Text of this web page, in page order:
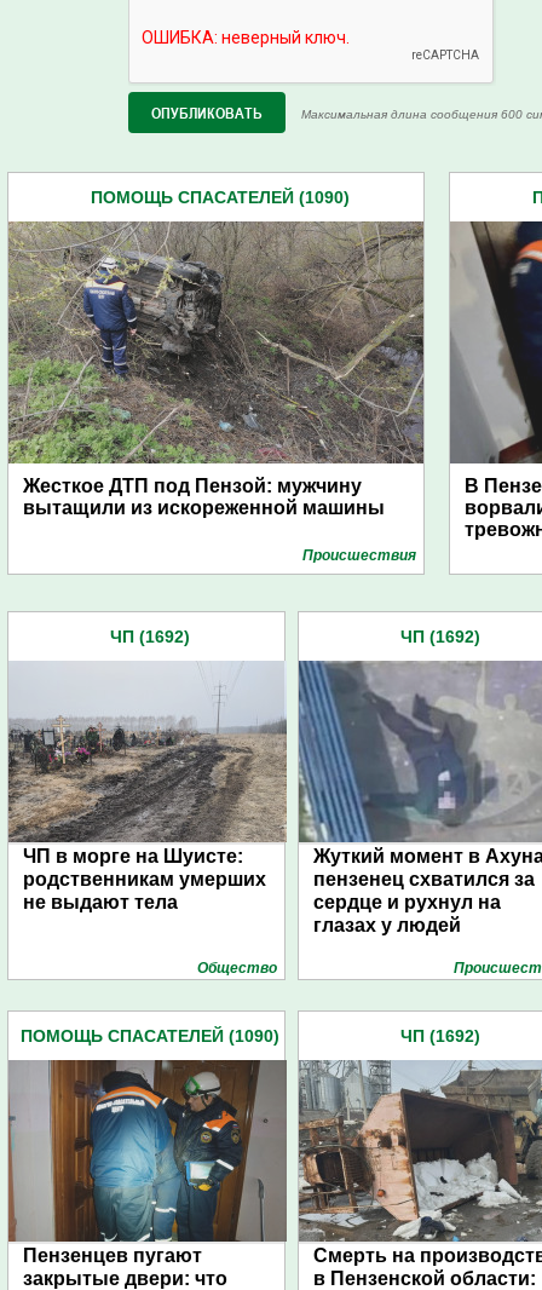
Максимальная длина сообщения 600
ПОМОЩЬ СПАСАТЕЛЕЙ (1090)
Жесткое ДТП под Пензой: мужчину
вытащили из искореженной машины
Проиcшествия
В
ЧП (1692)
ЧП в морге на Шуисте:
родственникам умерших
не выдают тела
Общество
ЧП (1692)
Жуткий момент в
пензенец схватился за
сердце и рухнул на
глазах у людей
ПОМОЩЬ СПАСАТЕЛЕЙ (1090)
Пензенцев пугают
закрытые двери: что
ЧП (1692)
Смерть на
в Пензенской области: